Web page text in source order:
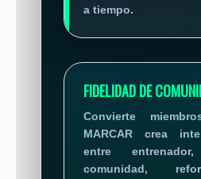
a tiempo.
FIDELIDAD DE
Convierte
MARCAR crea
entre
comunidad,